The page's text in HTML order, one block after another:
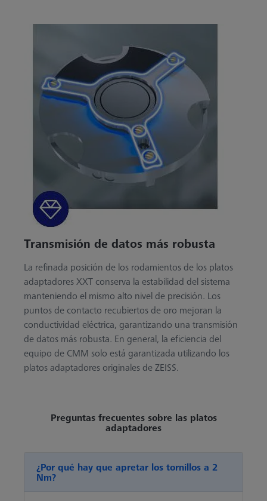
Transmisión de datos más robusta
La refinada posición de los rodamientos de los platos
adaptadores XXT conserva la estabilidad del sistema
manteniendo el mismo alto nivel de precisión. Los
puntos de contacto recubiertos de oro mejoran la
conductividad eléctrica, garantizando una transmisión
de datos más robusta. En general, la eficiencia del
equipo de CMM solo está garantizada utilizando los
platos adaptadores originales de ZEISS.
Preguntas frecuentes sobre las platos
adaptadores
¿Por qué hay que apretar los tornillos a 2
Nm?